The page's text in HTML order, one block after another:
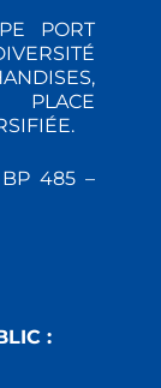
PORT
PLACE
BP 485 –
: